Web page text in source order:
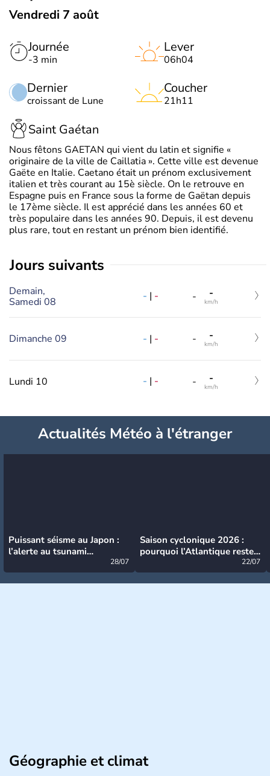
Vendredi 7 août
Journée
-3 min
Dernier
croissant de Lune
Lever
06h04
Coucher
21h11
Saint Gaétan
Nous fêtons GAETAN qui vient du latin et signifie «
originaire de la ville de Caillatia ». Cette ville est devenue
Gaëte en Italie. Caetano était un prénom exclusivement
italien et très courant au 15è siècle. On le retrouve en
Espagne puis en France sous la forme de Gaëtan depuis
le 17ème siècle. Il est apprécié dans les années 60 et
très populaire dans les années 90. Depuis, il est devenu
plus rare, tout en restant un prénom bien identifié.
jours suivants
Demain,
Samedi 08
- | - - -
km/h
Dimanche 09 - | - - -
km/h
Lundi 10 - | - - -
km/h
Actualités Météo à l'étranger
Puissant séisme au Japon :
l’alerte au tsunami
28/07
Saison cyclonique 2026 :
pourquoi l’Atlantique reste
22/07
Géographie et climat